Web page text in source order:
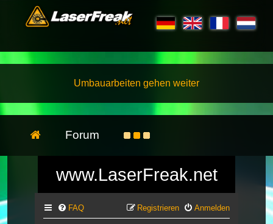
Umbauarbeiten gehen weiter
Forum
www.LaserFreak.net
FAQ Anmelden
Registrieren